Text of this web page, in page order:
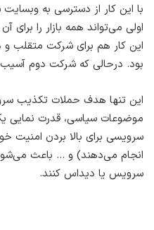
با این کار از دسترسی به
اولی می‌تواند همه بازار را
این کار هم برای شرکت متقلب و
بود. درحالی که شرکت دوم
این تنها هدف حملات تکذیب
موضوعات سیاسی، قدرت نمایی
انجام می‌دهند) و … باعث
سرویس یا دیداس کنند.